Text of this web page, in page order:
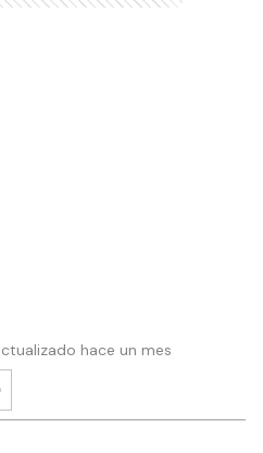
hace un mes